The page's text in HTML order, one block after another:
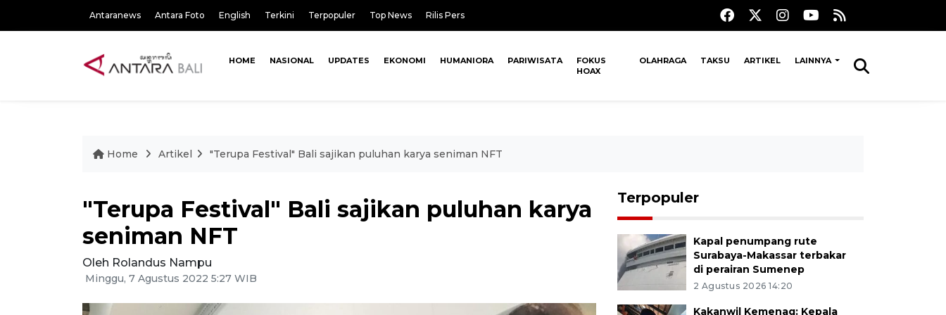
Antaranews Antara Foto English Terkini Terpopuler Top News Rilis Pers
HOME NASIONAL UPDATES EKONOMI HUMANIORA PARIWISATA
FOKUS
HOAX
OLAHRAGA TAKSU ARTIKEL LAINNYA
Home Artikel "Terupa Festival" Bali sajikan puluhan karya seniman NFT
"Terupa Festival" Bali sajikan puluhan karya
seniman NFT
Oleh Rolandus Nampu
Minggu, 7 Agustus 2022 5:27 WIB
Terpopuler
Kapal penumpang rute
Surabaya-Makassar terbakar
di perairan Sumenep
2 Agustus 2026 14:20
Kakanwil Kemenag: Kepala